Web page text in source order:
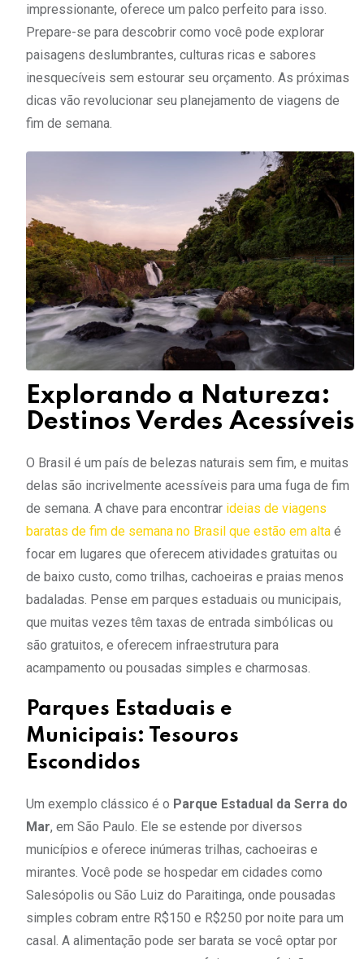
impressionante, oferece um palco perfeito para isso.
Prepare-se para descobrir como você pode explorar
paisagens deslumbrantes, culturas ricas e sabores
inesquecíveis sem estourar seu orçamento. As próximas
dicas vão revolucionar seu planejamento de viagens de
fim de semana.
Explorando a Natureza:
Destinos Verdes Acessíveis
O Brasil é um país de belezas naturais sem fim, e muitas
delas são incrivelmente acessíveis para uma fuga de fim
de semana. A chave para encontrar ideias de viagens
baratas de fim de semana no Brasil que estão em alta é
focar em lugares que oferecem atividades gratuitas ou
de baixo custo, como trilhas, cachoeiras e praias menos
badaladas. Pense em parques estaduais ou municipais,
que muitas vezes têm taxas de entrada simbólicas ou
são gratuitos, e oferecem infraestrutura para
acampamento ou pousadas simples e charmosas.
Parques Estaduais e
Municipais: Tesouros
Escondidos
Um exemplo clássico é o Parque Estadual da Serra do
Mar, em São Paulo. Ele se estende por diversos
municípios e oferece inúmeras trilhas, cachoeiras e
mirantes. Você pode se hospedar em cidades como
Salesópolis ou São Luiz do Paraitinga, onde pousadas
simples cobram entre R$150 e R$250 por noite para um
casal. A alimentação pode ser barata se você optar por